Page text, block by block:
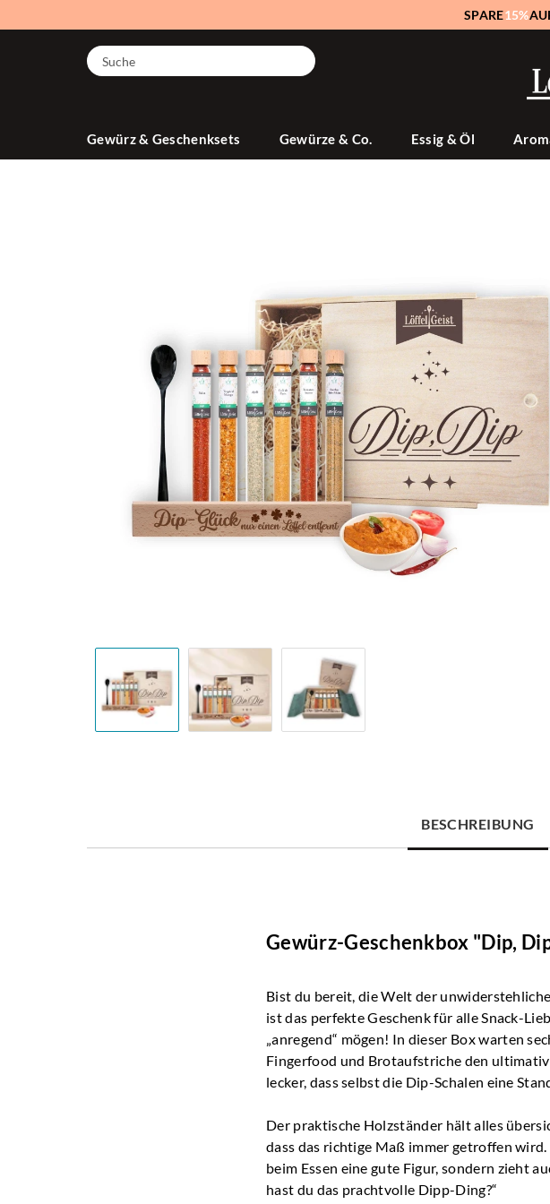
SPARE15%
Suche
Gewürz & Geschenksets Gewürze & Co. Essig & Öl
BESCHREIBUNG
Gewürz-Geschenkbox "Dip,
Bist du bereit, die Welt der
ist das perfekte Geschenk für alle Snack-
„anregend“ mögen! In dieser Box warten
Fingerfood und Brotaufstriche den
lecker, dass selbst die Dip-Schalen eine
Der praktische Holzständer hält alles
dass das richtige Maß immer getroffen
beim Essen eine gute Figur, sondern zieht
hast du das prachtvolle Dipp-Ding?“